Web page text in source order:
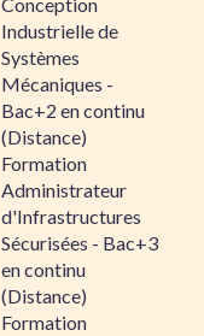
Industrielle de
Systèmes
Mécaniques -
Bac+2 en continu
(Distance)
Formation
Administrateur
d'Infrastructures
Sécurisées - Bac+3
en continu
(Distance)
Formation